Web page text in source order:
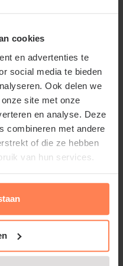
cookies
en advertenties te
social media te bieden
Ook delen we
site met onze
en analyse. Deze
combineren met andere
of die ze hebben
van hun services.
manier
langer
soorten
oogsttijd een grote
mensen willen
terwijl anderen
vruchten kunnen
combineren, verlengt
Met een
vaak al in juni of
het seizoen juist